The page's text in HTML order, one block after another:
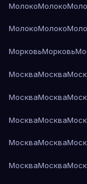
МолокоМолоко
МолокоМолоко
МорковьМорковь
МоскваМосква
МоскваМосква
МоскваМосква
МоскваМосква
МоскваМосква